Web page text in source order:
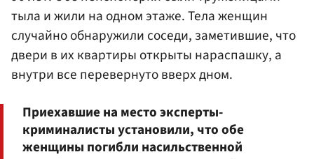
тыла и жили на одном этаже. Тела женщин
случайно обнаружили соседи, заметившие, что
двери в их квартиры открыты нараспашку, а
внутри все перевернуто вверх дном.
Приехавшие на место эксперты-
криминалисты установили, что обе
женщины погибли насильственной